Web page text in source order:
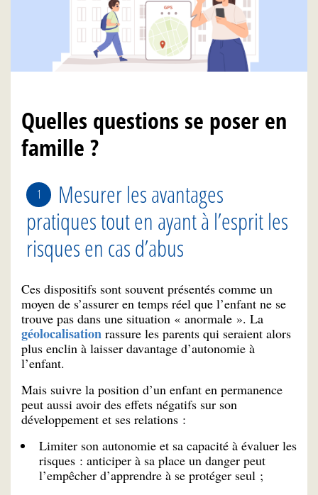
Quelles questions se poser en
famille ?
Mesurer les avantages
pratiques tout en ayant à l’esprit les
risques en cas d’abus
Ces dispositifs sont souvent présentés comme un
moyen de s’assurer en temps réel que l’enfant ne se
trouve pas dans une situation « anormale ». La
géolocalisation rassure les parents qui seraient alors
plus enclin à laisser davantage d’autonomie à
l’enfant.
Mais suivre la position d’un enfant en permanence
peut aussi avoir des effets négatifs sur son
développement et ses relations :
Limiter son autonomie et sa capacité à évaluer les
risques : anticiper à sa place un danger peut
l’empêcher d’apprendre à se protéger seul ;